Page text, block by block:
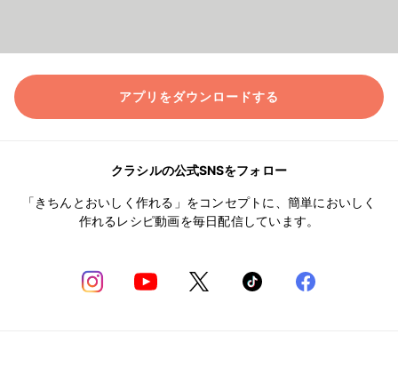
アプリをダウンロードする
クラシルの公式SNSをフォロー
「きちんとおいしく作れる」をコンセプトに、簡単においしく
作れるレシピ動画を毎日配信しています。